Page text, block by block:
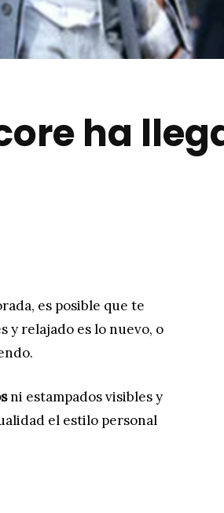
ha
es posible que te
y relajado es lo nuevo, o
ni estampados visibles y
el estilo personal